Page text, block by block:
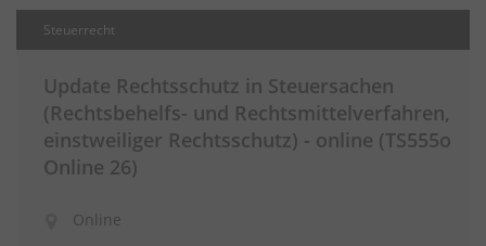
Steuerrecht
Update Rechtsschutz in Steuersachen
(Rechtsbehelfs- und Rechtsmittelverfahren,
einstweiliger Rechtsschutz) - online (TS555o
Online 26)
Online